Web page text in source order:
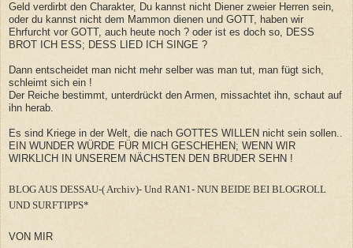
Geld verdirbt den Charakter, Du kannst nicht Diener zweier Herren sein,
oder du kannst nicht dem Mammon dienen und GOTT, haben wir
Ehrfurcht vor GOTT, auch heute noch ? oder ist es doch so, DESS
BROT ICH ESS; DESS LIED ICH SINGE ?
Dann entscheidet man nicht mehr selber was man tut, man fügt sich,
schleimt sich ein !
Der Reiche bestimmt, unterdrückt den Armen, missachtet ihn, schaut auf
ihn herab.
Es sind Kriege in der Welt, die nach GOTTES WILLEN nicht sein sollen..
EIN WUNDER WÜRDE FÜR MICH GESCHEHEN; WENN WIR
WIRKLICH IN UNSEREM NÄCHSTEN DEN BRUDER SEHN !
BLOG AUS DESSAU-( Archiv)- Und RAN1- NUN BEIDE BEI BLOGROLL
UND SURFTIPPS*
VON MIR